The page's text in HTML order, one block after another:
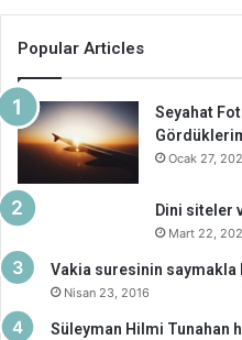
Popular Articles
Seyahat
Ocak 27,
Dini siteler
Mart 22,
Vakia suresinin
Nisan 23, 2016
Süleyman Hilmi Tunahan